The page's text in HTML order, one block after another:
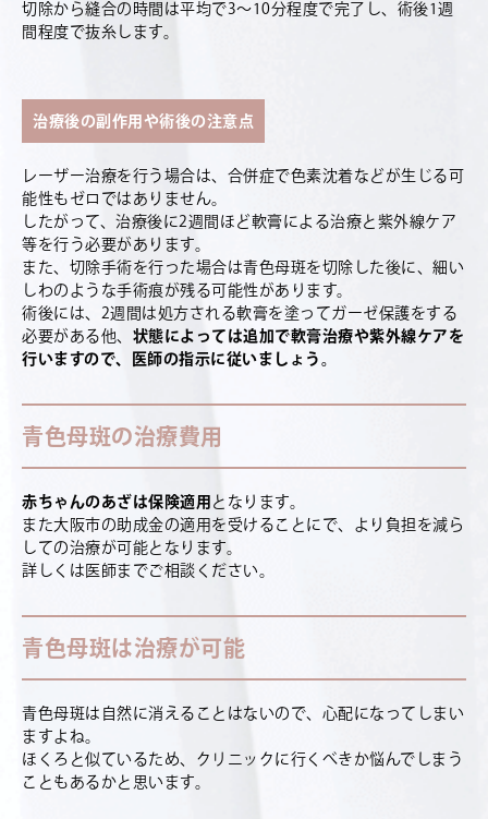
切除から縫合の時間は平均で3～10分程度で完了し、術後1週
間程度で抜糸します。
治療後の副作用や術後の注意点
レーザー治療を行う場合は、合併症で色素沈着などが生じる可
能性もゼロではありません。
したがって、治療後に2週間ほど軟膏による治療と紫外線ケア
等を行う必要があります。
また、切除手術を行った場合は青色母斑を切除した後に、細い
しわのような手術痕が残る可能性があります。
術後には、2週間は処方される軟膏を塗ってガーゼ保護をする
必要がある他、 状態によっては追加で軟膏治療や紫外線ケアを
行いますので、医師の指示に従いましょう。
青色母斑の治療費用
赤ちゃんのあざは保険適用 となります。
また大阪市の助成金の適用を受けることにで、より負担を減ら
しての治療が可能となります。
詳しくは医師までご相談ください。
青色母斑は治療が可能
青色母斑は自然に消えることはないので、心配になってしまい
ますよね。
ほくろと似ているため、クリニックに行くべきか悩んでしまう
こともあるかと思います。